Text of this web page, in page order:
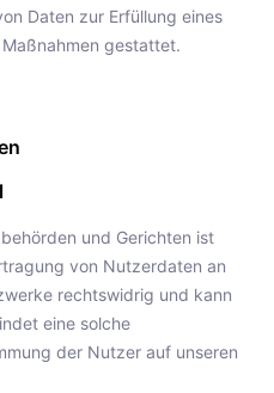
Daten zur Erfüllung eines
gestattet.
und Gerichten ist
von Nutzerdaten an
rechtswidrig und kann
eine solche
der Nutzer auf unseren